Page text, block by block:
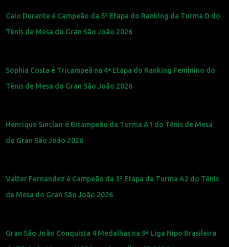
Caio Durante é Campeão da 5ª Etapa do Ranking da Turma D do
Tênis de Mesa do Gran São João 2026
Sophia Costa é Tricampeã na 4ª Etapa do Ranking Feminino do
Tênis de Mesa do Gran São João 2026
Henrique Sinclair é Bicampeão da Turma A1 do Tênis de Mesa
do Gran São João 2026
Valter Fernandez é Campeão da 3ª Etapa da Turma A2 do Tênis
de Mesa do Gran São João 2026
Gran São João Conquista 4 Medalhas na 9ª Liga Nipo Brasileira